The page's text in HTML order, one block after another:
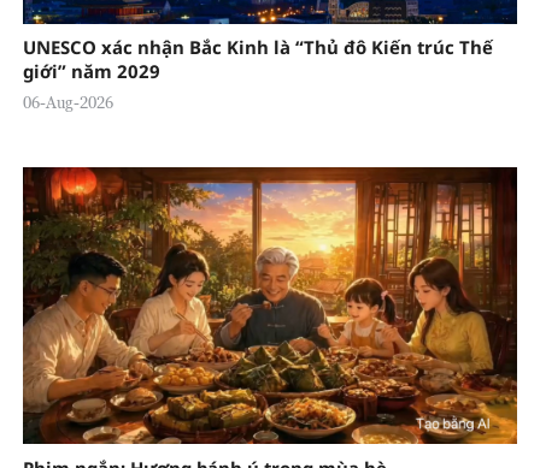
UNESCO xác nhận Bắc Kinh là “Thủ đô Kiến trúc Thế
giới” năm 2029
06-Aug-2026